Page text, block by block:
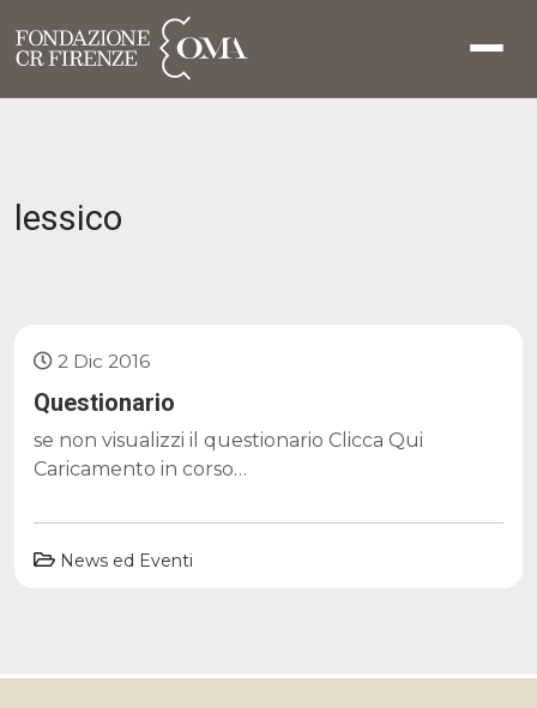
lessico
2 Dic 2016
Questionario
se non visualizzi il questionario Clicca Qui
Caricamento in corso…
News ed Eventi